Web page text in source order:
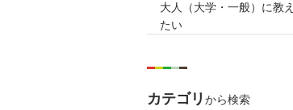
大人（大学・一般）に教え
たい
カテゴリ から検索